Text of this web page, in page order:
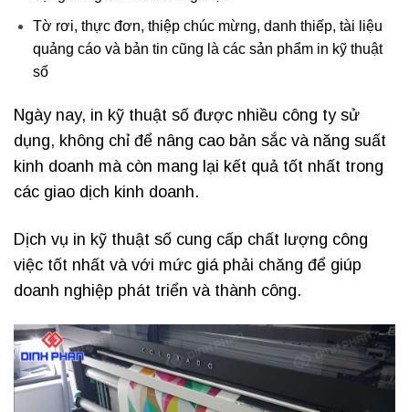
Tờ rơi, thực đơn, thiệp chúc mừng, danh thiếp, tài liệu
quảng cáo và bản tin cũng là các sản phẩm in kỹ thuật
số
Ngày nay, in kỹ thuật số được nhiều công ty sử
dụng, không chỉ để nâng cao bản sắc và năng suất
kinh doanh mà còn mang lại kết quả tốt nhất trong
các giao dịch kinh doanh.
Dịch vụ in kỹ thuật số cung cấp chất lượng công
việc tốt nhất và với mức giá phải chăng để giúp
doanh nghiệp phát triển và thành công.